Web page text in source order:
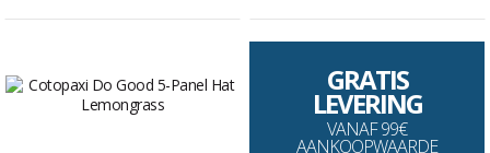
GRATIS
LEVERING
VANAF 99€
AANKOOPWAARDE